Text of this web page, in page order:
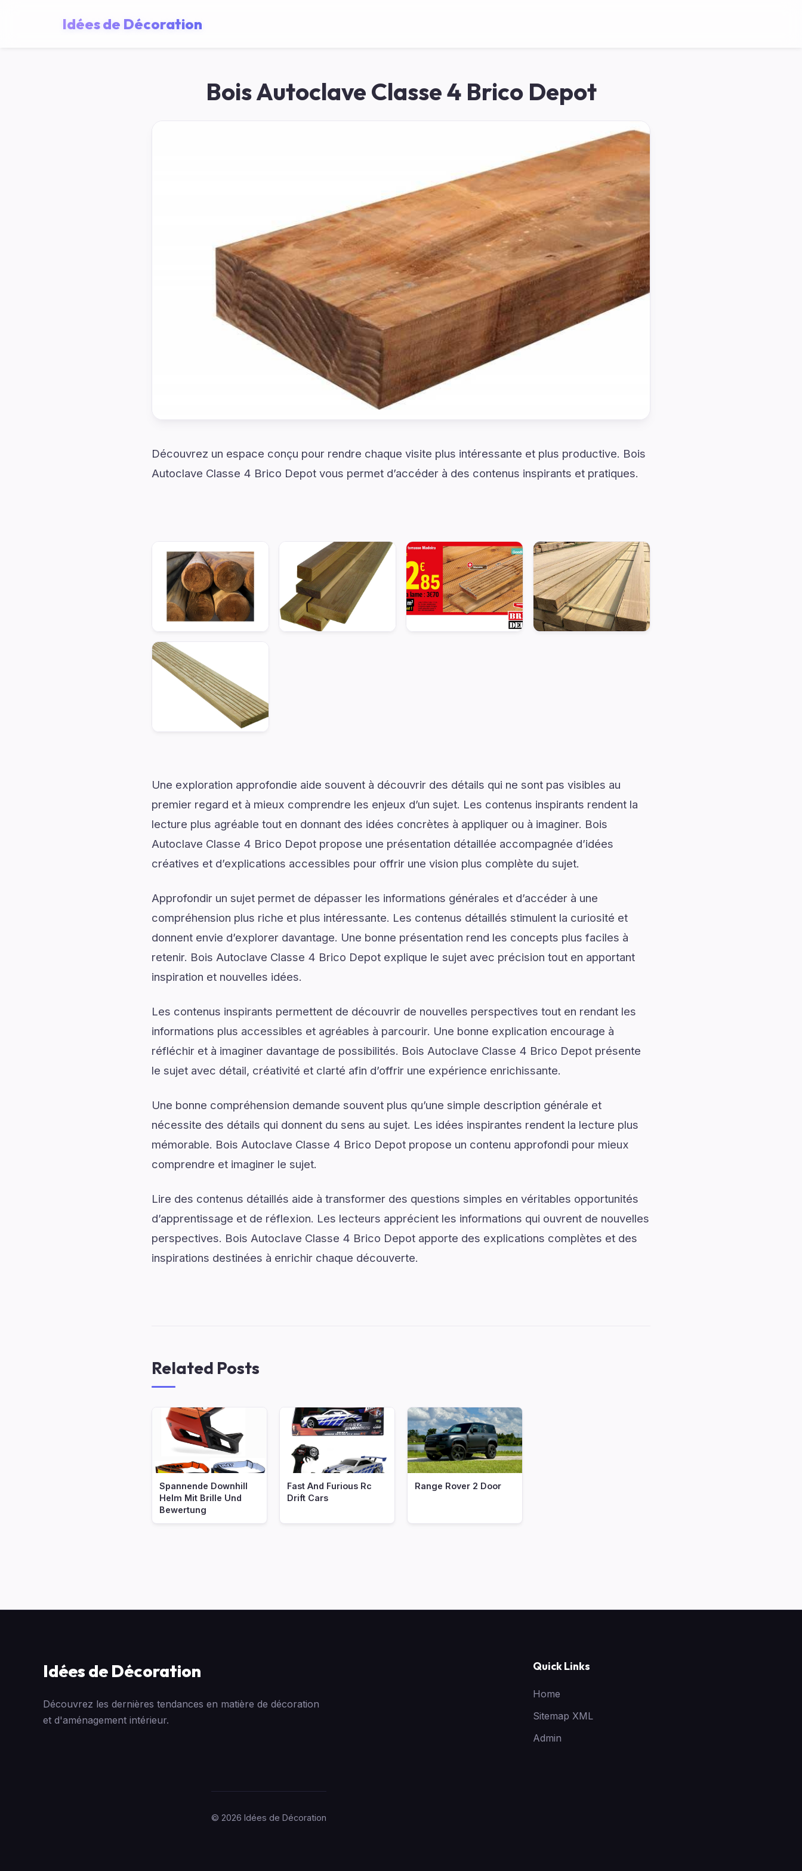
Idées de Décoration
Bois Autoclave Classe 4 Brico Depot
Découvrez un espace conçu pour rendre chaque visite plus intéressante et plus productive. Bois
Autoclave Classe 4 Brico Depot vous permet d’accéder à des contenus inspirants et pratiques.
Une exploration approfondie aide souvent à découvrir des détails qui ne sont pas visibles au
premier regard et à mieux comprendre les enjeux d’un sujet. Les contenus inspirants rendent la
lecture plus agréable tout en donnant des idées concrètes à appliquer ou à imaginer. Bois
Autoclave Classe 4 Brico Depot propose une présentation détaillée accompagnée d’idées
créatives et d’explications accessibles pour offrir une vision plus complète du sujet.
Approfondir un sujet permet de dépasser les informations générales et d’accéder à une
compréhension plus riche et plus intéressante. Les contenus détaillés stimulent la curiosité et
donnent envie d’explorer davantage. Une bonne présentation rend les concepts plus faciles à
retenir. Bois Autoclave Classe 4 Brico Depot explique le sujet avec précision tout en apportant
inspiration et nouvelles idées.
Les contenus inspirants permettent de découvrir de nouvelles perspectives tout en rendant les
informations plus accessibles et agréables à parcourir. Une bonne explication encourage à
réfléchir et à imaginer davantage de possibilités. Bois Autoclave Classe 4 Brico Depot présente
le sujet avec détail, créativité et clarté afin d’offrir une expérience enrichissante.
Une bonne compréhension demande souvent plus qu’une simple description générale et
nécessite des détails qui donnent du sens au sujet. Les idées inspirantes rendent la lecture plus
mémorable. Bois Autoclave Classe 4 Brico Depot propose un contenu approfondi pour mieux
comprendre et imaginer le sujet.
Lire des contenus détaillés aide à transformer des questions simples en véritables opportunités
d’apprentissage et de réflexion. Les lecteurs apprécient les informations qui ouvrent de nouvelles
perspectives. Bois Autoclave Classe 4 Brico Depot apporte des explications complètes et des
inspirations destinées à enrichir chaque découverte.
Related Posts
Spannende Downhill
Helm Mit Brille Und
Bewertung
Fast And Furious Rc
Drift Cars
Range Rover 2 Door
Idées de Décoration
Découvrez les dernières tendances en matière de décoration
et d'aménagement intérieur.
Quick Links
Home
Sitemap XML
Admin
© 2026 Idées de Décoration